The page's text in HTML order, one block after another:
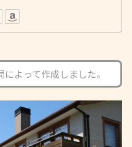
よって作成しました。